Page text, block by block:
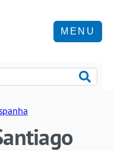
MENU